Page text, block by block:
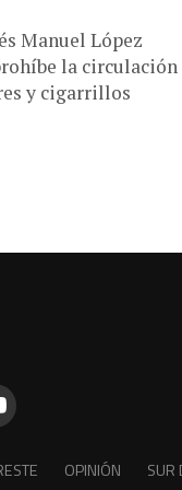
Manuel López
la circulación
y cigarrillos
OPINIÓN SUR